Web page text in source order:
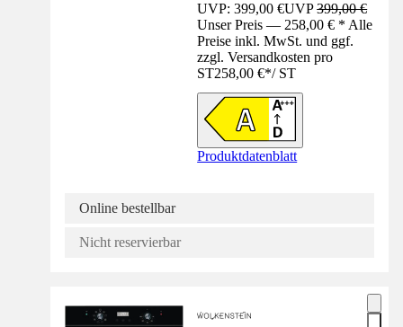
UVP: 399,00 €UVP399,00 €
Unser Preis — 258,00 € * Alle
Preise inkl. MwSt. und ggf.
zzgl. Versandkosten pro
ST258,00 €*/ ST
Produktdatenblatt
Online bestellbar
Nicht reservierbar